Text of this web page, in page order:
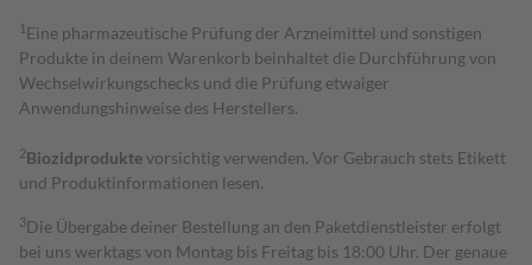
1 Eine pharmazeutische Prüfung der Arzneimittel und sonstigen
Produkte in deinem Warenkorb beinhaltet die Durchführung von
Wechselwirkungschecks und die Prüfung etwaiger
Anwendungshinweise des Herstellers.
2Biozidproduktevorsichtig verwenden. Vor Gebrauch stets Etikett
und Produktinformationen lesen.
3Die Übergabe deiner Bestellung an den Paketdienstleister erfolgt
bei uns werktags von Montag bis Freitag bis 18:00 Uhr. Der genaue